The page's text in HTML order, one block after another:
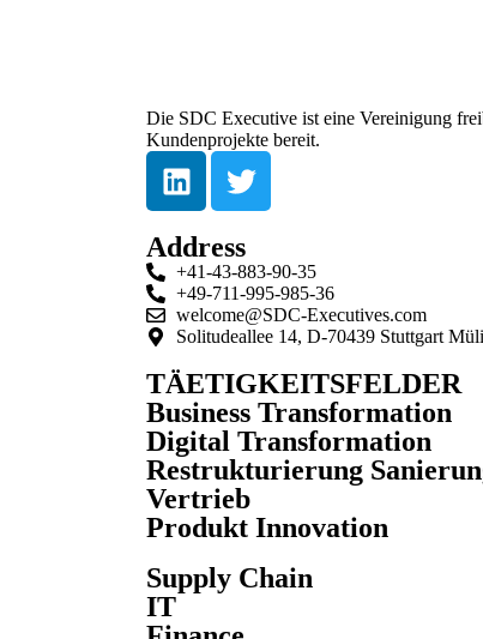
Die SDC Executive ist eine Vereinigung
Kundenprojekte bereit.
Address
+41-43-883-90-35
+49-711-995-985-36
welcome@SDC-Executives.com
Solitudeallee 14, D-70439 Stuttgart
TÄETIGKEITSFELDER
Business Transformation
Digital Transformation
Restrukturierung
Vertrieb
Produkt Innovation
Supply Chain
IT